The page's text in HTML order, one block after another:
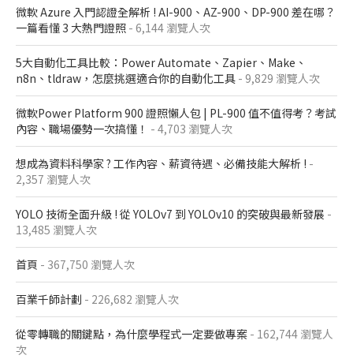
微軟 Azure 入門認證全解析​ ! AI-900、AZ-900、DP-900 差在哪？​
一篇看懂 3 大熱門證照​ - 6,144 瀏覽人次
5大自動化工具比較：Power Automate、Zapier、Make、
n8n、tldraw，怎麼挑選適合你的自動化工具 - 9,829 瀏覽人次
微軟Power Platform 900​ 證照懶人包​ | PL-900 值不值得考？考試
內容、職場優勢一次搞懂​！ - 4,703 瀏覽人次
想成為資料科學家 ? 工作內容、薪資待遇、必備技能大解析 ! -
2,357 瀏覽人次
YOLO 技術全面升級 ! 從 YOLOv7 到 YOLOv10 的突破與最新發展 -
13,485 瀏覽人次
首頁 - 367,750 瀏覽人次
百業千師計劃 - 226,682 瀏覽人次
從零轉職的關鍵點，為什麼學程式一定要做專案 - 162,744 瀏覽人
次